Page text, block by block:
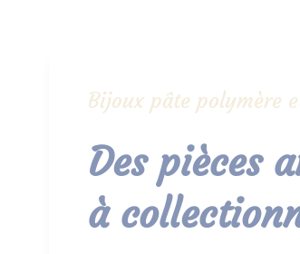
Bijoux pâte polymère
Des pièces
à